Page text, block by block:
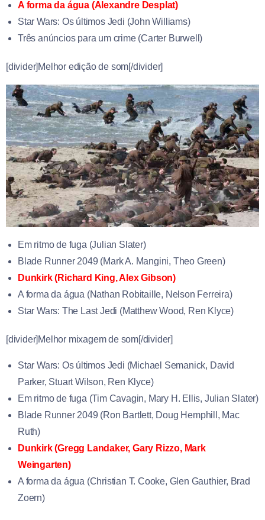
A forma da água (Alexandre Desplat)
Star Wars: Os últimos Jedi (John Williams)
Três anúncios para um crime (Carter Burwell)
[divider]Melhor edição de som[/divider]
Em ritmo de fuga (Julian Slater)
Blade Runner 2049 (Mark A. Mangini, Theo Green)
Dunkirk (Richard King,Alex Gibson)
A forma da água (Nathan Robitaille, Nelson Ferreira)
Star Wars: The Last Jedi (Matthew Wood, Ren Klyce)
[divider]Melhor mixagem de som[/divider]
Star Wars: Os últimos Jedi (Michael Semanick, David
Parker, Stuart Wilson, Ren Klyce)
Em ritmo de fuga (Tim Cavagin, Mary H. Ellis, Julian Slater)
Blade Runner 2049 (Ron Bartlett, Doug Hemphill , Mac
Ruth)
Dunkirk (Gregg Landaker,Gary Rizzo, Mark
Weingarten)
A forma da água (Christian T. Cooke, Glen Gauthier, Brad
Zoern)